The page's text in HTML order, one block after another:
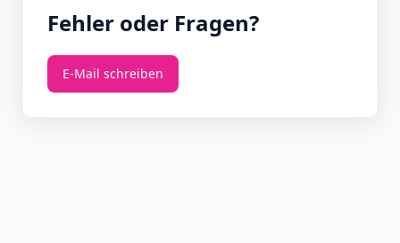
Fehler oder Fragen?
E‑Mail schreiben